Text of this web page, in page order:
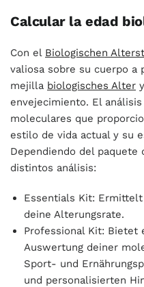
Calcular la edad
Con el Biologischen
valiosa sobre su cuerpo
mejilla biologisches Alter
envejecimiento. El
moleculares que
estilo de vida actual y su
Dependiendo del paquete
distintos análisis:
Essentials Kit:
deine Alterungsrate.
Professional Kit: Bietet
Auswertung deiner
Sport- und
und personalisierten